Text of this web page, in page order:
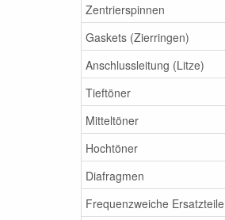
Zentrierspinnen
Gaskets (Zierringen)
Anschlussleitung (Litze)
Tieftöner
Mitteltöner
Hochtöner
Diafragmen
Frequenzweiche Ersatzteile